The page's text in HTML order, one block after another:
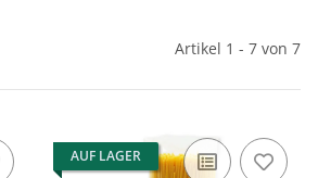
Artikel 1 - 7 von 7
AUF LAGER